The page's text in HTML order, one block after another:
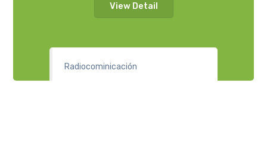
Radiocominicación
View Detail